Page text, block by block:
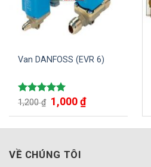
Van DANFOSS (EVR 6)
Được xếp
5.00
1,200₫ 1,000₫
VỀ CHÚNG TÔI